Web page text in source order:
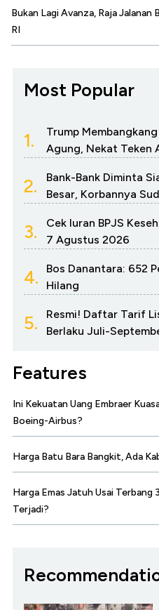
Bukan Lagi Avanza, Raja
RI
Most Popular
1.
Trump
Agung, Nekat Teken
2.
Bank-Bank Diminta
Besar, Korbannya
3.
Cek Iuran BPJS
7 Agustus 2026
4.
Bos Danantara: 652
Hilang
5.
Resmi! Daftar Tarif
Berlaku Juli-
Features
Ini Kekuatan Uang Embraer
Boeing-Airbus?
Harga Batu Bara Bangkit, Ada
Harga Emas Jatuh Usai Terbang
Terjadi?